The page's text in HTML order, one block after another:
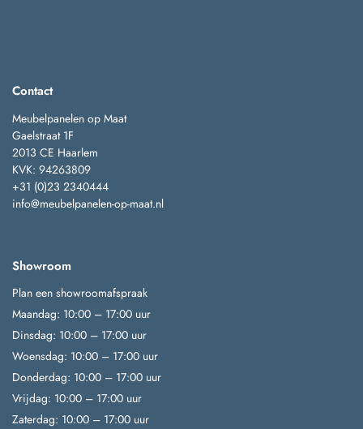
Contact
Meubelpanelen op Maat
Gaelstraat 1F
2013 CE Haarlem
KVK: 94263809
+31 (0)23 2340444
info@meubelpanelen-op-maat.nl
Showroom
Plan een showroomafspraak
Maandag: 10:00 – 17:00 uur
Dinsdag: 10:00 – 17:00 uur
Woensdag: 10:00 – 17:00 uur
Donderdag: 10:00 – 17:00 uur
Vrijdag: 10:00 – 17:00 uur
Zaterdag: 10:00 – 17:00 uur